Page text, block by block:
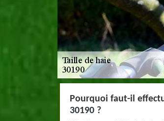
Pourquoi faut-il
30190 ?